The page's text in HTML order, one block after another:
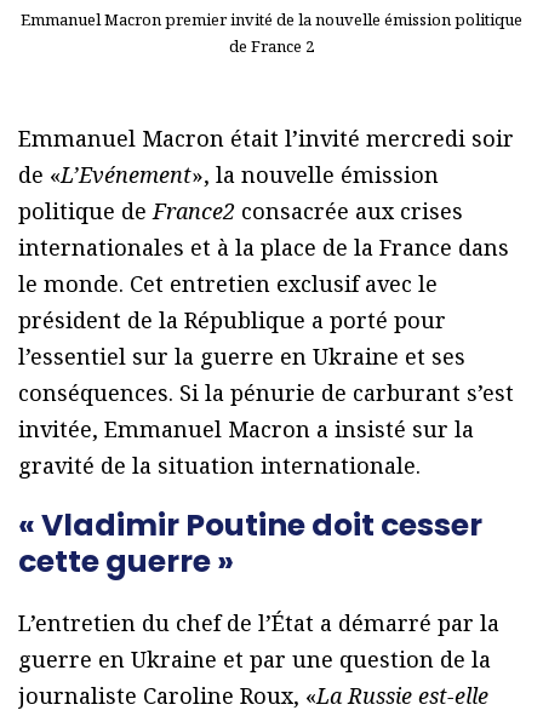
Emmanuel Macron premier invité de la nouvelle émission politique
de France 2
Emmanuel Macron était l’invité mercredi soir
de «L’Evénement», la nouvelle émission
politique deFrance2 consacrée aux crises
internationales et à la place de la France dans
le monde. Cet entretien exclusif avec le
président de la République a porté pour
l’essentiel sur la guerre en Ukraine et ses
conséquences. Si la pénurie de carburant s’est
invitée, Emmanuel Macron a insisté sur la
gravité de la situation internationale.
« Vladimir Poutine doit cesser
cette guerre »
L’entretien du chef de l’État a démarré par la
guerre en Ukraine et par une question de la
journaliste Caroline Roux, «La Russie est-elle